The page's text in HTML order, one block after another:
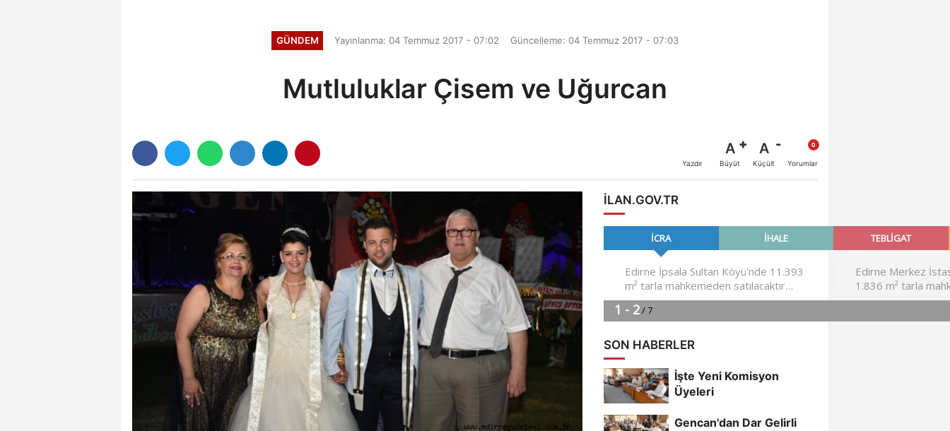
GÜNDEM Yayınlanma: 04 Temmuz 2017 - 07:02 Güncelleme: 04 Temmuz 2017 - 07:03
Mutluluklar Çisem ve Uğurcan
Yazdır
A
Büyüt
A
Küçült Yorumlar
ILAN.GOV.TR
SON HABERLER
İşte Yeni Komisyon
Üyeleri
Gencan'dan Dar Gelirli